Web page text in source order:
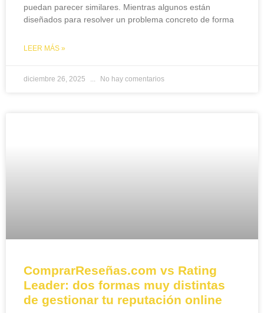
puedan parecer similares. Mientras algunos están
diseñados para resolver un problema concreto de forma
LEER MÁS »
diciembre 26, 2025 No hay comentarios
ComprarReseñas.com vs Rating
Leader: dos formas muy distintas
de gestionar tu reputación online